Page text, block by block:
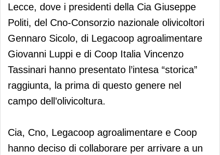
Lecce, dove i presidenti della Cia Giuseppe
Politi, del Cno-Consorzio nazionale olivicoltori
Gennaro Sicolo, di Legacoop agroalimentare
Giovanni Luppi e di Coop Italia Vincenzo
Tassinari hanno presentato l’intesa “storica”
raggiunta, la prima di questo genere nel
campo dell’olivicoltura.
Cia, Cno, Legacoop agroalimentare e Coop
hanno deciso di collaborare per arrivare a un